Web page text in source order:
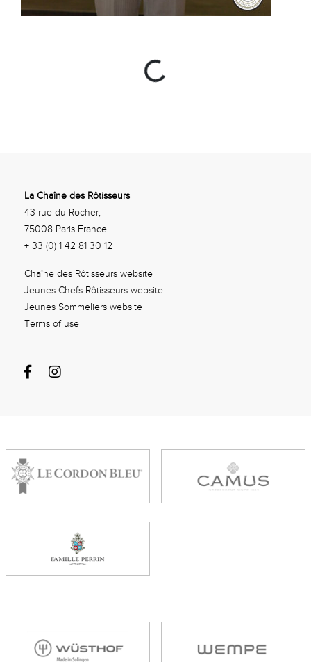
Loading...
La Chaîne des Rôtisseurs
43 rue du Rocher,
75008 Paris France
+ 33 (0) 1 42 81 30 12
Chaîne des Rôtisseurs website
Jeunes Chefs Rôtisseurs website
Jeunes Sommeliers website
Terms of use